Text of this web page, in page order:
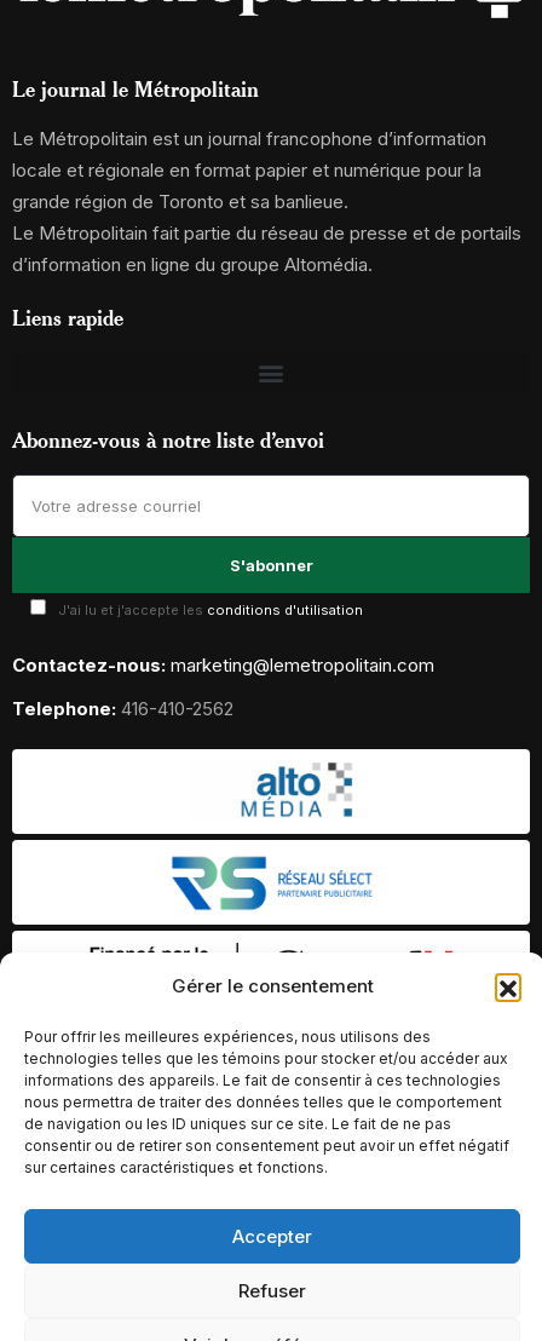
Gérer le consentement
Pour offrir les meilleures expériences, nous utilisons des
technologies telles que les témoins pour stocker et/ou accéder aux
informations des appareils. Le fait de consentir à ces technologies
nous permettra de traiter des données telles que le comportement
de navigation ou les ID uniques sur ce site. Le fait de ne pas
consentir ou de retirer son consentement peut avoir un effet négatif
sur certaines caractéristiques et fonctions.
Accepter
Refuser
Le journal le Métropolitain
Le Métropolitain est un journal francophone d’information
locale et régionale en format papier et numérique pour la
grande région de Toronto et sa banlieue.
Le Métropolitain fait partie du réseau de presse et de portails
d’information en ligne du groupe Altomédia.
Liens rapide
Abonnez-vous à notre liste d’envoi
J'ai lu et j'accepte les conditions d'utilisation
Contactez-nous: marketing@lemetropolitain.com
Telephone: 416-410-2562
© Copyright 2026 – Altomédia Inc |
Ce site internet a été conçu et développé par Chameleon Ideas